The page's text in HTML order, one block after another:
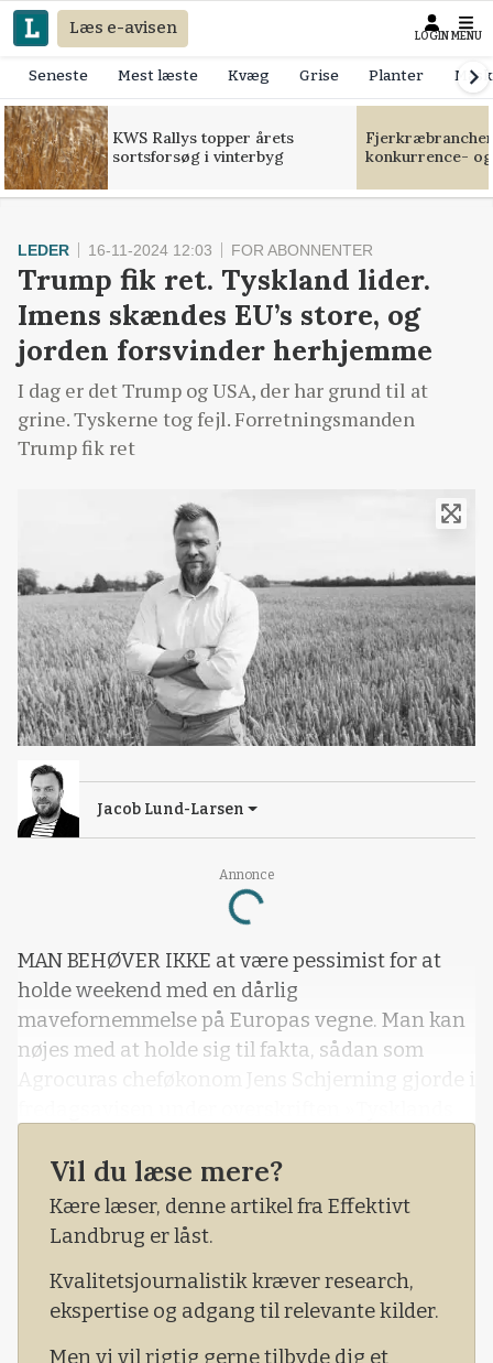
Læs e-avisen LOGIN MENU
Seneste Mest læste Kvæg Grise Planter
KWS Rallys topper årets
sortsforsøg i vinterbyg
konkurrence-
Annonce
Loading...
LEDER 16-11-2024 12:03 FOR ABONNENTER
Trump fik ret. Tyskland lider.
Imens skændes EU’s store, og
jorden forsvinder herhjemme
I dag er det Trump og USA, der har grund til at
grine. Tyskerne tog fejl. Forretningsmanden
Trump fik ret
Jacob Lund-Larsen
MAN BEHØVER IKKE at være pessimist for at
holde weekend med en dårlig
mavefornemmelse på Europas vegne. Man kan
nøjes med at holde sig til fakta, sådan som
Agrocuras cheføkonom Jens Schjerning gjorde i
det er dystre tal.
Vil du læse mere?
Kære læser, denne artikel fra Effektivt
Landbrug er låst.
Kvalitetsjournalistik kræver research,
ekspertise og adgang til relevante kilder.
Men vi vil rigtig gerne tilbyde dig et